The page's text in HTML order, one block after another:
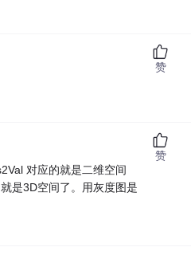
赞
对应的就是二维空间
是3D空间了。用灰度图是
赞